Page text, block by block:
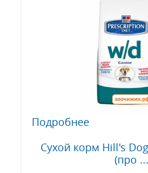
Подробнее
Сухой корм Hill's
(про ...